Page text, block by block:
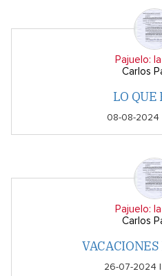
Pajuelo:
Carlos
LO QUE
08-08-2024
Pajuelo:
Carlos
26-07-2024